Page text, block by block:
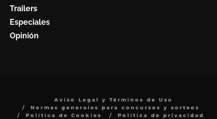
Trailers
Especiales
Opinión
Aviso Legal y Términos de Uso
Normas generales para concursos y sorteos
Política de Cookies
Política de privacidad